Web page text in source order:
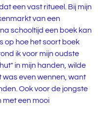
een vast ritueel. Bij mijn
van een
schooltijd een boek kan
op hoe het soort boek
ik voor mijn oudste
in mijn handen, wilde
was even wennen, want
Ook voor de jongste
met een mooi